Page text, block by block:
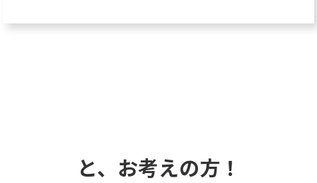
と、お考えの方！